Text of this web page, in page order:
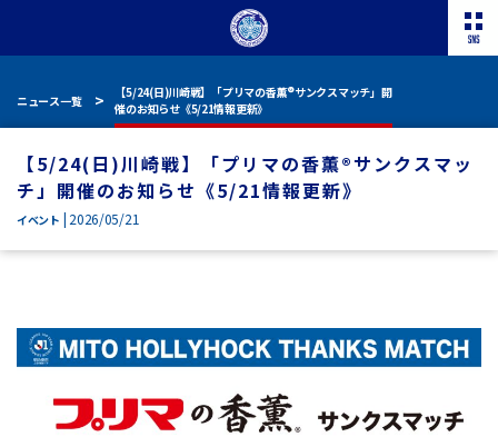
ニュース一覧
【5/24(日)川崎戦】「プリマの香薫®サンクスマッチ」開
催のお知らせ《5/21情報更新》
【5/24(日)川崎戦】「プリマの香薫®サンクスマッ
チ」開催のお知らせ《5/21情報更新》
イベント | 2026/05/21